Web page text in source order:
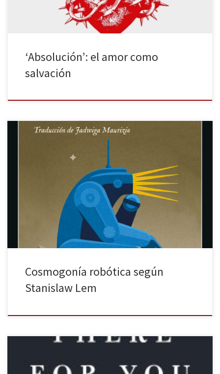
‘Absolución’: el amor como
salvación
¿Cuál es el origen de nuestro mundo? Pudo ser una explosión de
materia, pudo ser Gea (a la que hijos, nietos y bisnietos quitaron
protagonismo), pudo ser un dios aburrido y vengativo que
descansó al séptimo día o pudieron ser unos seres
aparentemente frágiles, pero ignominiosamente violentos, que
creyeron ser […]
Cosmogonía robótica según
Stanislaw Lem